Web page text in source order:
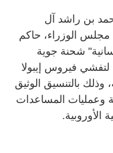
بن راشد آل
مجلس الوزراء، حاكم
شحنة جوية
لتفشي فيروس إيبولا
وذلك بالتنسيق الوثيق
وعمليات المساعدات
الأوروبية.